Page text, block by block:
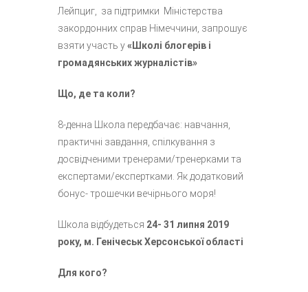
Лейпциг, за підтримки Міністерства
закордонних справ Німеччини, запрошує
взяти участь у«Школі блогерів і
громадянських журналістів»
Що, де та коли?
8-денна Школа передбачає: навчання,
практичні завдання, спілкування з
досвідченими тренерами/тренерками та
експертами/експертками. Як додатковий
бонус- трошечки вечірнього моря!
Школа відбудеться 24- 31 липня 2019
року, м. Генічеськ Херсонської області
Для кого?